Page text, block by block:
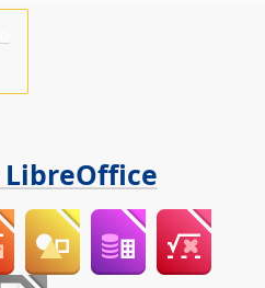
LibreOffice